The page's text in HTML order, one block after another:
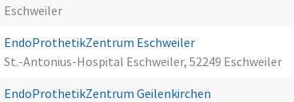
Eschweiler
EndoProthetikZentrum Eschweiler
St.-Antonius-Hospital Eschweiler, 52249 Eschweiler
EndoProthetikZentrum Geilenkirchen